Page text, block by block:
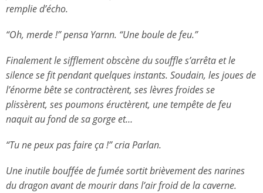
remplie d’écho.
“Oh, merde !” pensa Yarnn. “Une boule de feu.”
Finalement le sifflement obscène du souffle s’arrêta et le
silence se fit pendant quelques instants. Soudain, les joues de
l’énorme bête se contractèrent, ses lèvres froides se
plissèrent, ses poumons éructèrent, une tempête de feu
naquit au fond de sa gorge et…
“Tu ne peux pas faire ça !” cria Parlan.
Une inutile bouffée de fumée sortit brièvement des narines
du dragon avant de mourir dans l’air froid de la caverne.